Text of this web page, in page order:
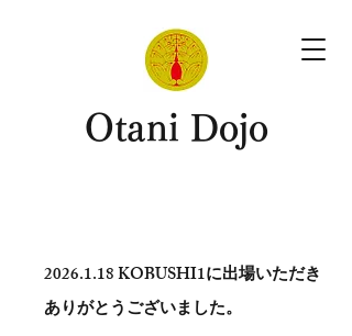
​Otani Dojo
2026.1.18KOBUSHI1に出場いただき
ありがとう​ございました。